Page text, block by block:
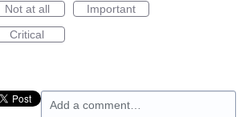
Not at all
Important
Critical
Add a comment…